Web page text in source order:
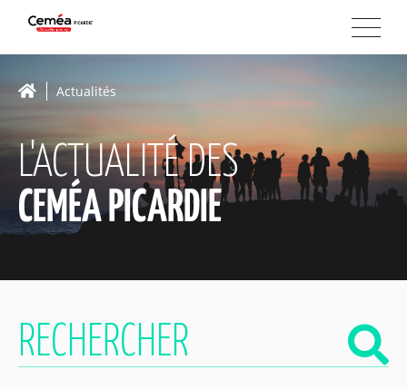
Actualités
L'ACTUALITÉ DES
CEMÉA PICARDIE